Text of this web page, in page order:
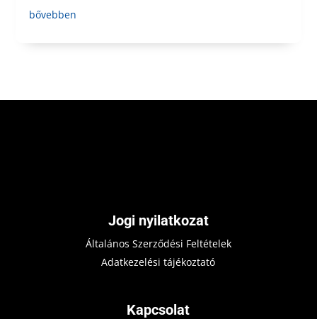
bővebben
Jogi nyilatkozat
Általános Szerződési Feltételek
Adatkezelési tájékoztató
Kapcsolat